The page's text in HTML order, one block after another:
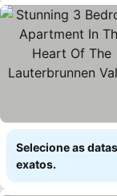
Selecione as
exatos.